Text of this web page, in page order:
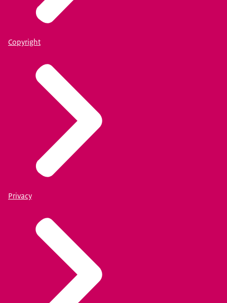
Copyright
Privacy